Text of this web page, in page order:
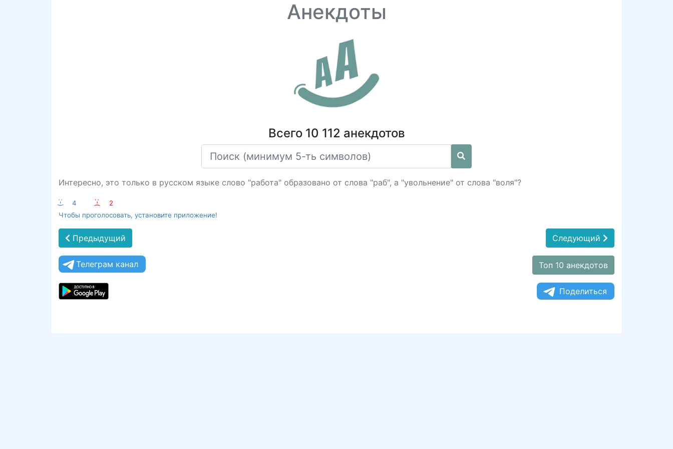
Анекдоты
Всего 10 112 анекдотов
Интересно, это только в русском языке слово "работа" образовано от слова "раб", а "увольнение" от слова "воля"?
:-) 4 :-(
2
Чтобы проголосовать, установите приложение!
Предыдущий Следующий
Телеграм канал Топ 10 анекдотов
Поделиться